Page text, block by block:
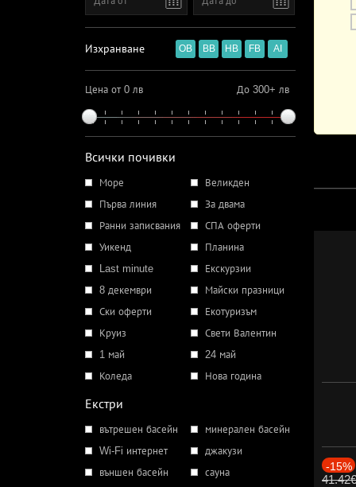
Изхранване OB BB HB FB AI
Цена от 0 лв До 300+ лв
Всички почивки
Море
Великден
Първа линия
За двама
Ранни записвания
СПА оферти
Уикенд
Планина
Last minute
Екскурзии
8 декември
Майски празници
Ски оферти
Екотуризъм
Круиз
Свети Валентин
1 май
24 май
Коледа
Нова година
Екстри
вътрешен басейн
минерален басейн
Wi-Fi интернет
джакузи
външен басейн
сауна
-15%
41.42€